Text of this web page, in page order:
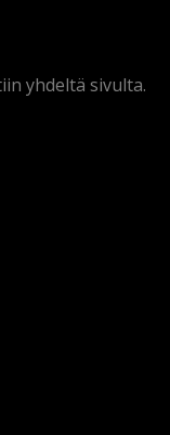
yhdeltä sivulta.